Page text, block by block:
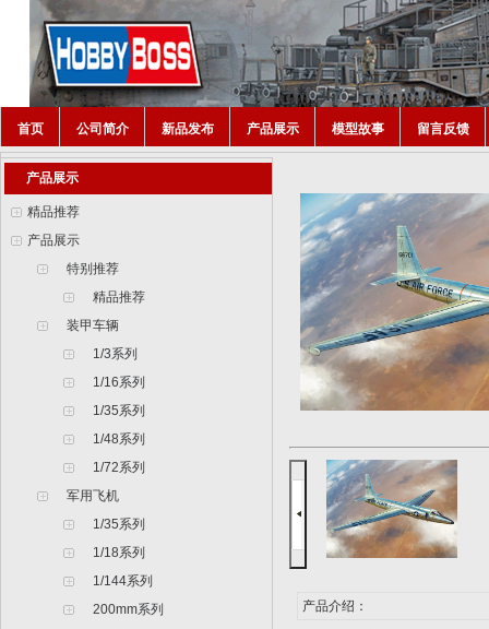
首页 公司简介 新品发布 产品展示 模型故事 留言反馈
产品展示
精品推荐
产品展示
特别推荐
精品推荐
装甲车辆
1/3系列
1/16系列
1/35系列
1/48系列
1/72系列
军用飞机
1/35系列
1/18系列
1/144系列
200mm系列
产品介绍：